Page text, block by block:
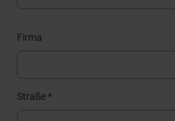
Firma
Straße *